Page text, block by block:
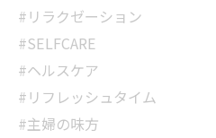
#リラクゼーション
#SELFCARE
#ヘルスケア
#リフレッシュタイム
#主婦の味方